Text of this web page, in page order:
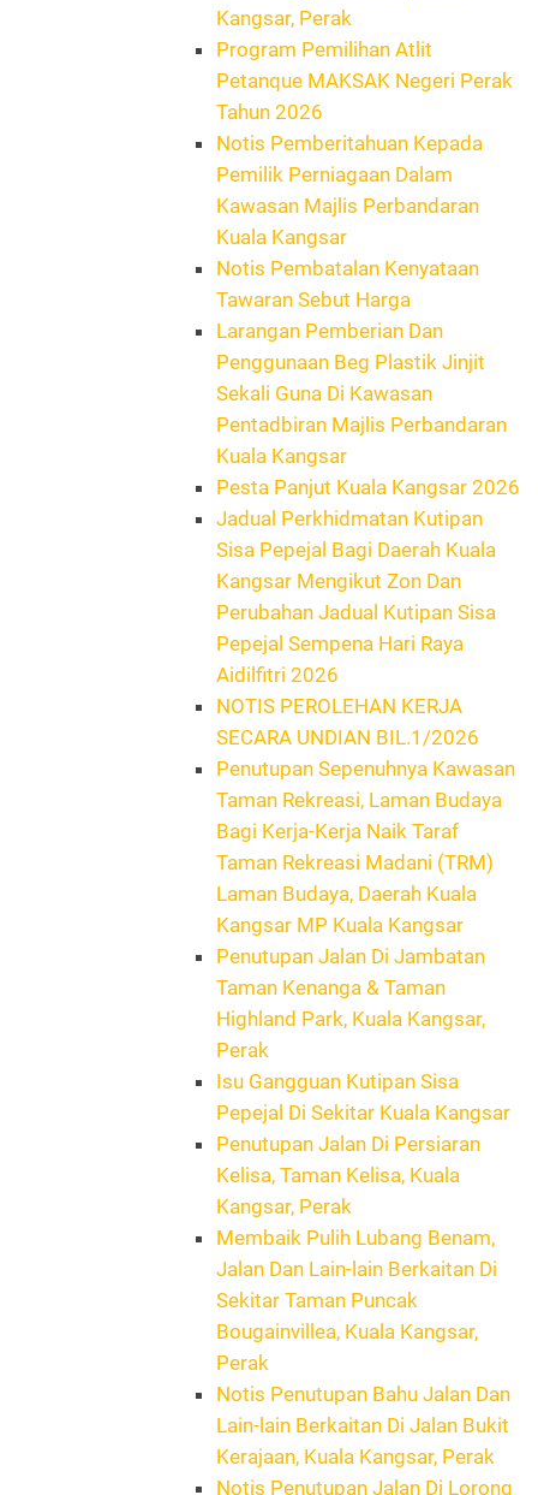
Kangsar, Perak
Program Pemilihan Atlit
Petanque MAKSAK Negeri Perak
Tahun 2026
Notis Pemberitahuan Kepada
Pemilik Perniagaan Dalam
Kawasan Majlis Perbandaran
Kuala Kangsar
Notis Pembatalan Kenyataan
Tawaran Sebut Harga
Larangan Pemberian Dan
Penggunaan Beg Plastik Jinjit
Sekali Guna Di Kawasan
Pentadbiran Majlis Perbandaran
Kuala Kangsar
Pesta Panjut Kuala Kangsar 2026
Jadual Perkhidmatan Kutipan
Sisa Pepejal Bagi Daerah Kuala
Kangsar Mengikut Zon Dan
Perubahan Jadual Kutipan Sisa
Pepejal Sempena Hari Raya
Aidilfitri 2026
NOTIS PEROLEHAN KERJA
SECARA UNDIAN BIL.1/2026
Penutupan Sepenuhnya Kawasan
Taman Rekreasi, Laman Budaya
Bagi Kerja-Kerja Naik Taraf
Taman Rekreasi Madani (TRM)
Laman Budaya, Daerah Kuala
Kangsar MP Kuala Kangsar
Penutupan Jalan Di Jambatan
Taman Kenanga & Taman
Highland Park, Kuala Kangsar,
Perak
Isu Gangguan Kutipan Sisa
Pepejal Di Sekitar Kuala Kangsar
Penutupan Jalan Di Persiaran
Kelisa, Taman Kelisa, Kuala
Kangsar, Perak
Membaik Pulih Lubang Benam,
Jalan Dan Lain-lain Berkaitan Di
Sekitar Taman Puncak
Bougainvillea, Kuala Kangsar,
Perak
Notis Penutupan Bahu Jalan Dan
Lain-lain Berkaitan Di Jalan Bukit
Kerajaan, Kuala Kangsar, Perak
Notis Penutupan Jalan Di Lorong